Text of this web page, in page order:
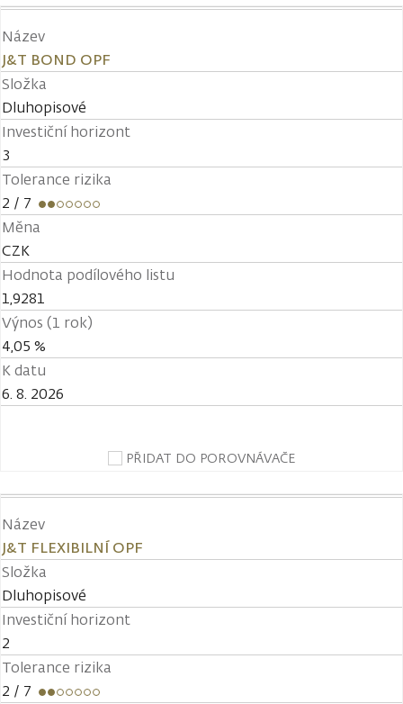
Název
J&T BOND OPF
Složka
Dluhopisové
Investiční horizont
3
Tolerance rizika
2 / 7
Měna
CZK
Hodnota podílového listu
1,9281
Výnos (1 rok)
4,05 %
K datu
6. 8. 2026
PŘIDAT DO POROVNÁVAČE
Název
J&T FLEXIBILNÍ OPF
Složka
Dluhopisové
Investiční horizont
2
Tolerance rizika
2 / 7